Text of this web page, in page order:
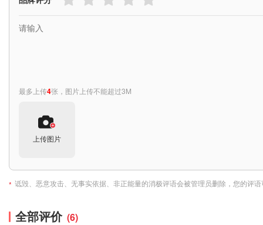
最多上传4张，图片上传不能超过3M
上传图片
* 诋毁、恶意攻击、无事实依据、非正能量的消极评语会被管理员删除，您的评
全部评价 (6)